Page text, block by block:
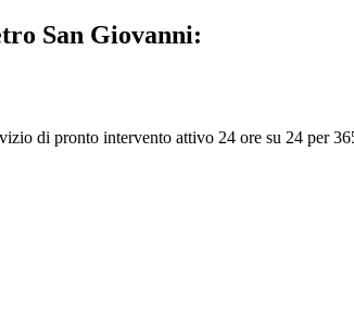
San Giovanni:
di pronto intervento attivo 24 ore su 24 per